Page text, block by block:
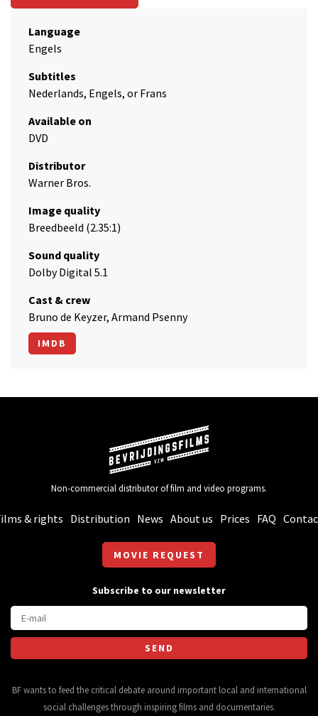
Language
Engels
Subtitles
Nederlands, Engels, or Frans
Available on
DVD
Distributor
Warner Bros.
Image quality
Breedbeeld (2.35:1)
Sound quality
Dolby Digital 5.1
Cast & crew
Bruno de Keyzer, Armand Psenny
IMDB
Non-commercial distributor of film and video programs.
& rights Distribution News About us Prices FAQ
MOVIE REQUEST
Subscribe to our newsletter
BF wants to feed the critical debate around important local and international
social challenges through inspiring films and documentaries.